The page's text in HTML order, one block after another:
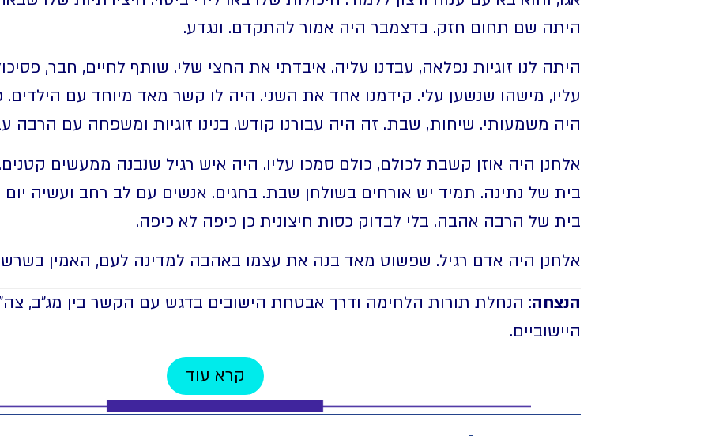
היתה שם תחום חזק. בדצמבר היה אמור להתקדם. ונגדע.
היתה לנו זוגיות נפלאה, עבדנו עליה. איבדתי את החצי שלי. שותף לחיים, חבר,
עליו, מישהו שנשען עלי. קידמנו אחד את השני. היה לו קשר מאד מיוחד עם
היה משמעותי. שיחות, שבת. זה היה עבורנו קודש. בנינו זוגיות ומשפחה עם הרבה
אלחנן היה אוזן קשבת לכולם, כולם סמכו עליו. היה איש רגיל שנבנה ממעשים
בית של נתינה. תמיד יש אורחים בשולחן שבת. בחגים. אנשים עם לב רחב ועשיה יום
בית של הרבה אהבה. בלי לבדוק כסות חיצונית כן כיפה לא כיפה.
אלחנן היה אדם רגיל. שפשוט מאד בנה את עצמו באהבה למדינה לעם, האמין
הנצחה: הנחלת תורות הלחימה ודרך אבטחת הישובים בדגש עם הקשר בין מג"ב,
היישוביים.
קרא עוד